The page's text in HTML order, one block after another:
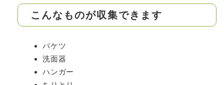
こんなものが収集できます
バケツ
洗面器
ハンガー